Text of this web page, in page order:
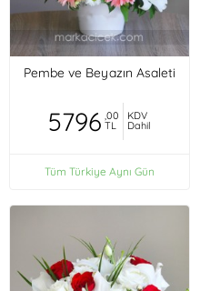
Pembe ve Beyazın Asaleti
5796 ,00
TL
KDV
Dahil
Tüm Türkiye Aynı Gün